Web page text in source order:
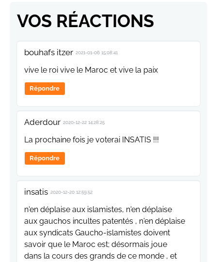
VOS RÉACTIONS
bouhafs itzer 2021-01-06 15:08:41
vive le roi vive le Maroc et vive la paix
Répondre
Aderdour 2020-12-22 14:28:25
La prochaine fois je voterai INSATIS !!!
Répondre
insatis 2020-12-20 12:59:52
n'en déplaise aux islamistes, n'en déplaise
aux gauchos incultes patentés , n'en déplaise
aux syndicats Gaucho-islamistes doivent
savoir que le Maroc est; désormais joue
dans la cours des grands de ce monde , et